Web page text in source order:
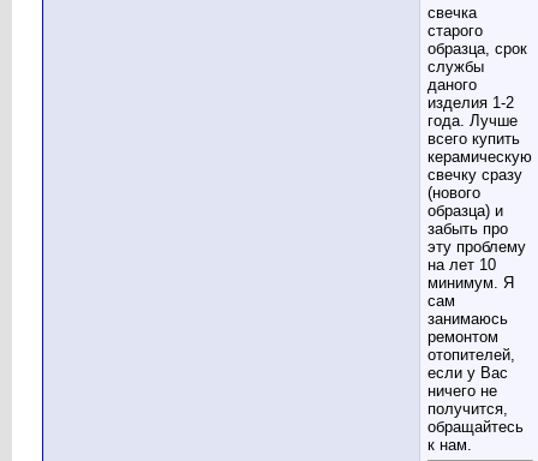
свечка
старого
образца, срок
службы
даного
изделия 1-2
года. Лучше
всего купить
керамическую
свечку сразу
(нового
образца) и
забыть про
эту проблему
на лет 10
минимум. Я
сам
занимаюсь
ремонтом
отопителей,
если у Вас
ничего не
получится,
обращайтесь
к нам.